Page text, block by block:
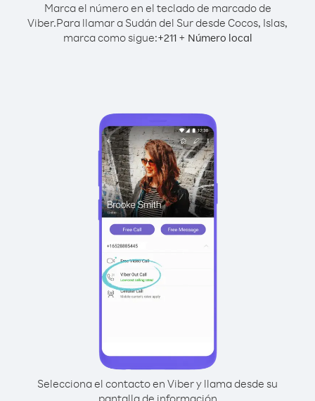
Marca el número en el teclado de marcado de
Viber.Para llamar a Sudán del Sur desde Cocos, Islas,
marca como sigue:+211+ Número local
Selecciona el contacto en Viber y llama desde su
pantalla de información